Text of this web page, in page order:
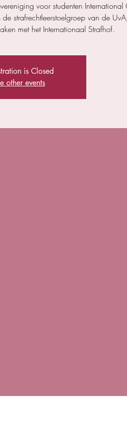
voor studenten International
strafrechtleerstoelgroep van de
met het Internationaal Strafhof.
is Closed
other events